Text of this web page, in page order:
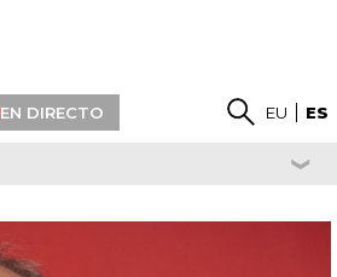
EN DIRECTO EU ES